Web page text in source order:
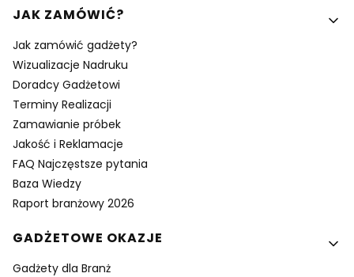
Linki w stopce
JAK ZAMÓWIĆ?
Jak zamówić gadżety?
Wizualizacje Nadruku
Doradcy Gadżetowi
Terminy Realizacji
Zamawianie próbek
Jakość i Reklamacje
FAQ Najczęstsze pytania
Baza Wiedzy
Raport branżowy 2026
GADŻETOWE OKAZJE
Gadżety dla Branż